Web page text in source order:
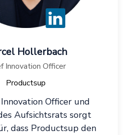
Hollerbach
Innovation Officer
Productsup
Officer und
Aufsichtsrats sorgt
dass Productsup den